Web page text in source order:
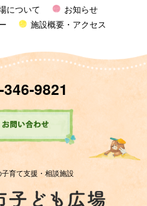
について
お知らせ
施設概要・アクセス
9821
育て支援・相談施設